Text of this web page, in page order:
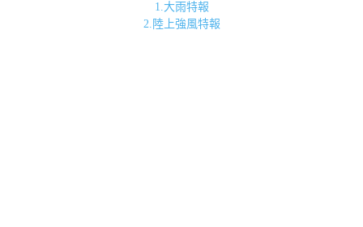
1.大雨特報
2.陸上強風特報